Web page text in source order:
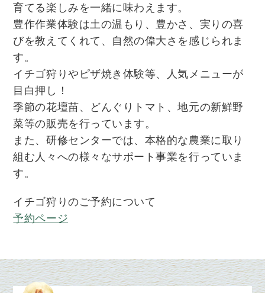
育てる楽しみを一緒に味わえます。
豊作作業体験は土の温もり、豊かさ、実りの喜
びを教えてくれて、自然の偉大さを感じられま
す。
イチゴ狩りやピザ焼き体験等、
人気メニューが
目白押し！
季節の花壇苗、どんぐりトマト、地元の新鮮野
菜等の販売を行っています。
また、研修センターでは、本格的な農業に取り
組む人々への様々なサポート事業を行っていま
す。
イチゴ狩りのご予約について
予約ページ